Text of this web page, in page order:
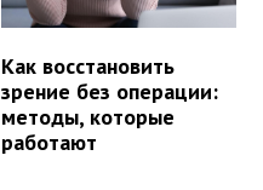
Как восстановить
зрение без операции:
методы, которые
работают